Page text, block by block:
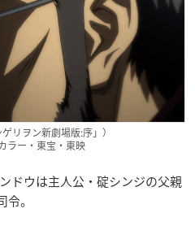
リヲン新劇場版:序」）
ラー・東宝・東映
ドウは主人公・碇シンジの父親
。